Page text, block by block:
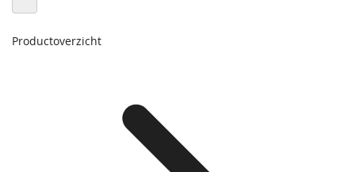
Productoverzicht